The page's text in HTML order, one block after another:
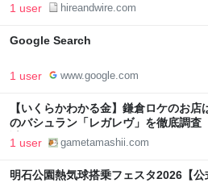
1 user hireandwire.com
Google Search
1 user www.google.com
【いくらかわかる金】鎌倉ロケのお
のバシュラン「レガレヴ」を徹底調査
謎解きGAME魂
1 user gametamashii.com
明石公園熱気球搭乗フェスタ2026【